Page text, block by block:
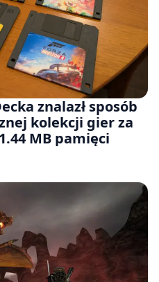
znalazł sposób
kolekcji gier za
MB pamięci